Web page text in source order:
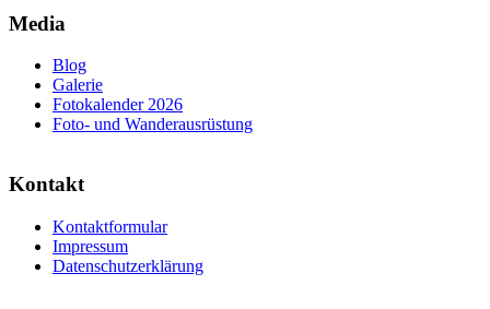
Media
Blog
Galerie
Fotokalender 2026
Foto- und Wanderausrüstung
Kontakt
Kontaktformular
Impressum
Datenschutzerklärung